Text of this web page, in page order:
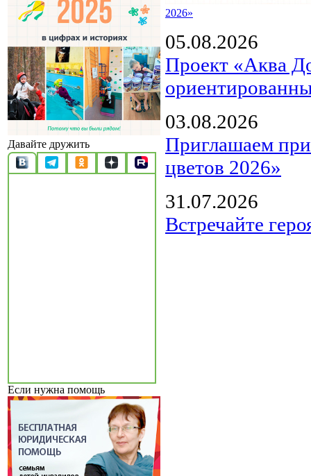
Давайте дружить
Если нужна помощь
2026»
05.08.2026
Проект «Аква
03.08.2026
Приглашаем
цветов 2026»
31.07.2026
Встречайте